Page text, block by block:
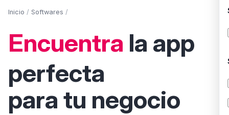
Inicio / Softwares /
Encuentra la app
perfecta
para tu negocio